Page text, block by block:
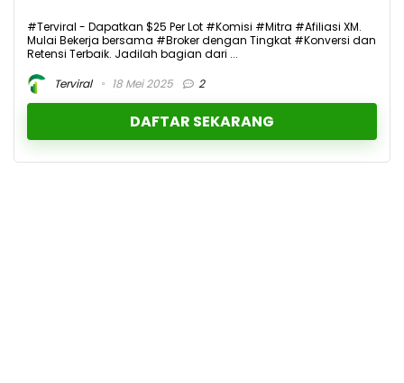
#Terviral - Dapatkan $25 Per Lot #Komisi #Mitra #Afiliasi XM.
Mulai Bekerja bersama #Broker dengan Tingkat #Konversi dan
Retensi Terbaik. Jadilah bagian dari ...
Terviral
18 Mei 2025 2
DAFTAR SEKARANG